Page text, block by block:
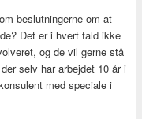
beslutningerne om at
Det er i hvert fald ikke
og de vil gerne stå
selv har arbejdet 10 år i
med speciale i